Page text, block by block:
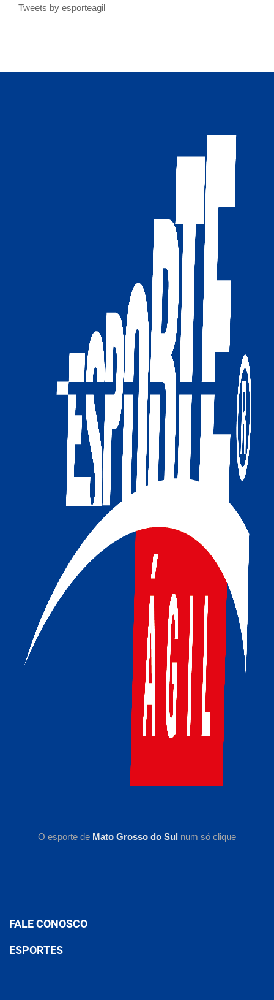
Tweets by esporteagil
O esporte de Mato Grosso do Sul num só clique
FALE CONOSCO
ESPORTES